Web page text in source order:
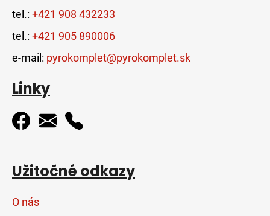
tel.: +421 908 432233
tel.: +421 905 890006
e-mail: pyrokomplet@pyrokomplet.sk
Linky
Užitočné odkazy
O nás